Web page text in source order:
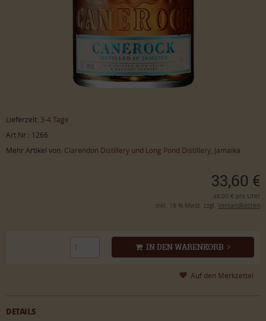
Lieferzeit: 3-4 Tage
Art.Nr.: 1266
Mehr Artikel von: Clarendon Distillery und Long Pond Distillery, Jamaika
33,60 €
48,00 € pro Liter
inkl. 19 % MwSt. zzgl. Versandkosten
IN DEN WARENKORB
DETAILS